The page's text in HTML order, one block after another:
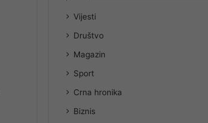
Vijesti
Društvo
Magazin
Sport
Crna hronika
Biznis